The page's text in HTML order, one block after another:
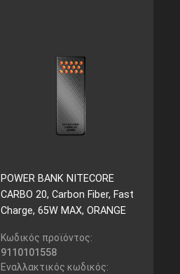
POWER BANK NITECORE
CARBO 20, Carbon Fiber, Fast
Charge, 65W MAX, ORANGE
Κωδικός προϊόντος:
9110101558
Εναλλακτικός κωδικός: